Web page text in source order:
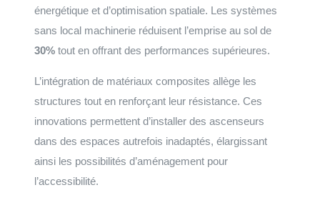
énergétique et d’optimisation spatiale. Les systèmes
sans local machinerie réduisent l’emprise au sol de
30% tout en offrant des performances supérieures.
L’intégration de matériaux composites allège les
structures tout en renforçant leur résistance. Ces
innovations permettent d’installer des ascenseurs
dans des espaces autrefois inadaptés, élargissant
ainsi les possibilités d’aménagement pour
l’accessibilité.